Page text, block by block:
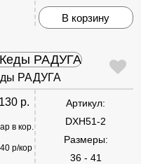
В корзину
РАДУГА
р.
в кор.
р/кор
Артикул:
DXH51-2
Размеры:
36 - 41